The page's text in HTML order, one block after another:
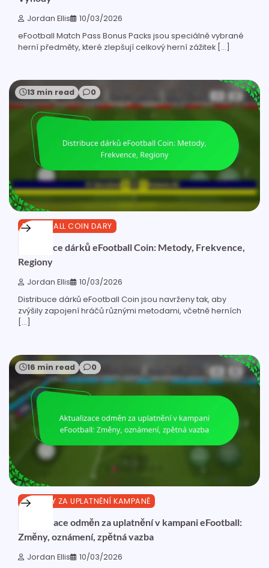
Jordan Ellis 10/03/2026
eFootball Match Pass Bonus Packs jsou speciálně vybrané
herní předměty, které zlepšují celkový herní zážitek […]
13 min read 0
EFOOTBALL COIN DARY
Distribuce dárků eFootball Coin: Metody, Frekvence,
Regiony
Jordan Ellis 10/03/2026
Distribuce dárků eFootball Coin jsou navrženy tak, aby
zvýšily zapojení hráčů různými metodami, včetně herních
[…]
16 min read 0
ODMĚNY ZA UPLATNĚNÍ KAMPANĚ
Aktualizace odměn za uplatnění v kampani eFootball:
Změny, oznámení, zpětná vazba
Jordan Ellis 10/03/2026